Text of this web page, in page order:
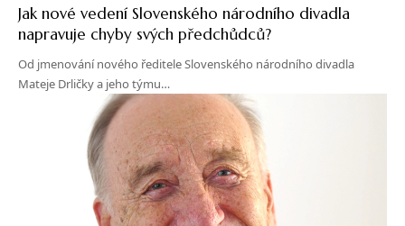
Jak nové vedení Slovenského národního divadla
napravuje chyby svých předchůdců?
Od jmenování nového ředitele Slovenského národního divadla
Mateje Drličky a jeho týmu…